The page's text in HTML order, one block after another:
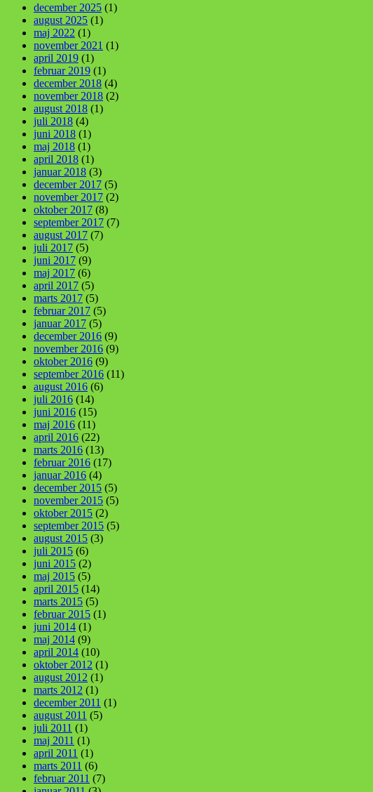
december 2025 (1)
august 2025 (1)
maj 2022 (1)
november 2021 (1)
april 2019 (1)
februar 2019 (1)
december 2018 (4)
november 2018 (2)
august 2018 (1)
juli 2018 (4)
juni 2018 (1)
maj 2018 (1)
april 2018 (1)
januar 2018 (3)
december 2017 (5)
november 2017 (2)
oktober 2017 (8)
september 2017 (7)
august 2017 (7)
juli 2017 (5)
juni 2017 (9)
maj 2017 (6)
april 2017 (5)
marts 2017 (5)
februar 2017 (5)
januar 2017 (5)
december 2016 (9)
november 2016 (9)
oktober 2016 (9)
september 2016 (11)
august 2016 (6)
juli 2016 (14)
juni 2016 (15)
maj 2016 (11)
april 2016 (22)
marts 2016 (13)
februar 2016 (17)
januar 2016 (4)
december 2015 (5)
november 2015 (5)
oktober 2015 (2)
september 2015 (5)
august 2015 (3)
juli 2015 (6)
juni 2015 (2)
maj 2015 (5)
april 2015 (14)
marts 2015 (5)
februar 2015 (1)
juni 2014 (1)
maj 2014 (9)
april 2014 (10)
oktober 2012 (1)
august 2012 (1)
marts 2012 (1)
december 2011 (1)
august 2011 (5)
juli 2011 (1)
maj 2011 (1)
april 2011 (1)
marts 2011 (6)
februar 2011 (7)